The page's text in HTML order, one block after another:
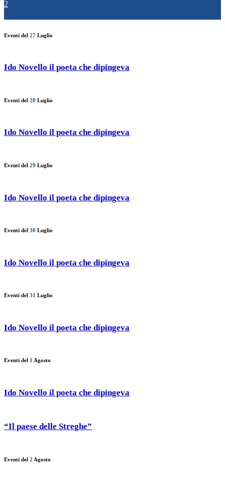
2
Eventi del 27 Luglio
Ido Novello il poeta che dipingeva
Eventi del 28 Luglio
Ido Novello il poeta che dipingeva
Eventi del 29 Luglio
Ido Novello il poeta che dipingeva
Eventi del 30 Luglio
Ido Novello il poeta che dipingeva
Eventi del 31 Luglio
Ido Novello il poeta che dipingeva
Eventi del 1 Agosto
Ido Novello il poeta che dipingeva
“Il paese delle Streghe”
Eventi del 2 Agosto